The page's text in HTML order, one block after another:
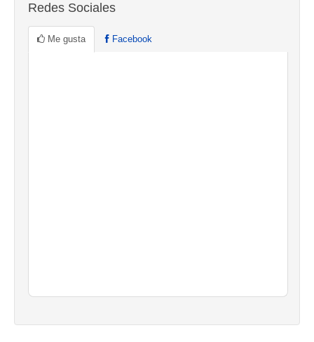
Redes Sociales
Me gusta Facebook